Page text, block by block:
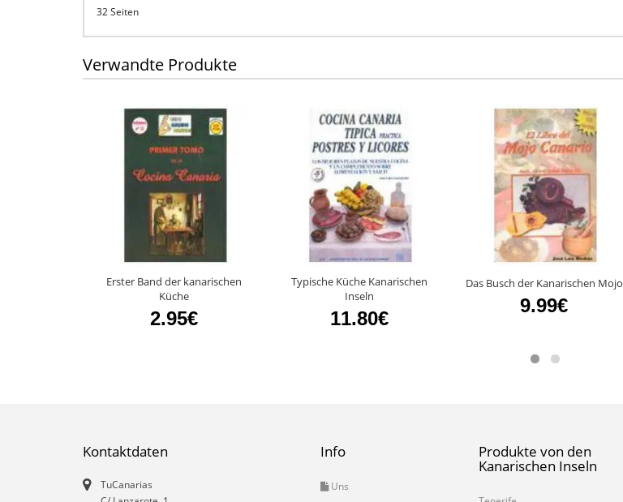
32 Seiten
Verwandte Produkte
Erster Band der kanarischen
Küche
2.95€
Typische Küche Kanarischen
Inseln
11.80€
Das Busch der Kanarischen Mojo
9.99€
Kontaktdaten
TuCanarias
Info
Uns
Produkte von den
Kanarischen Inseln